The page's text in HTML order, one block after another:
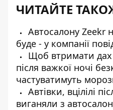
ЧИТАЙТЕ
Автосалону Zeekr
буде - у компанії
Щоб втримати
після важкої ночі
частуватимуть
Автівки, вцілілі
виганяли з